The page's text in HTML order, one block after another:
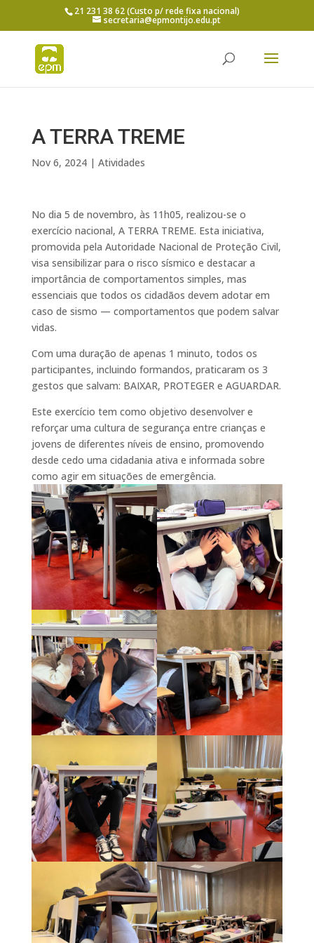
21 231 38 62 (Custo p/ rede fixa nacional)
secretaria@epmontijo.edu.pt
A TERRA TREME
Nov 6, 2024| Atividades
No dia 5 de novembro, às 11h05, realizou-se o
exercício nacional, A TERRA TREME. Esta iniciativa,
promovida pela Autoridade Nacional de Proteção Civil,
visa sensibilizar para o risco sísmico e destacar a
importância de comportamentos simples, mas
essenciais que todos os cidadãos devem adotar em
caso de sismo — comportamentos que podem salvar
vidas.
Com uma duração de apenas 1 minuto, todos os
participantes, incluindo formandos, praticaram os 3
gestos que salvam: BAIXAR, PROTEGER e AGUARDAR.
Este exercício tem como objetivo desenvolver e
reforçar uma cultura de segurança entre crianças e
jovens de diferentes níveis de ensino, promovendo
desde cedo uma cidadania ativa e informada sobre
como agir em situações de emergência.